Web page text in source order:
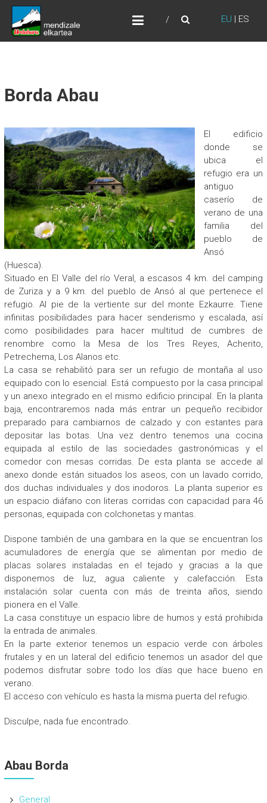
Skip
content
EU | ES
URDABURU
Grupo de Montaña
Borda Abau
El edificio
donde se
ubica el
refugio era un
antiguo
caserío de
verano de una
familia del
pueblo de
Ansó
(Huesca).
Situado en El Valle del río Veral, a escasos 4 km. del camping
de Zuriza y a 9 km. del pueblo de Ansó al que pertenece el
refugio. Al pie de la vertiente sur del monte Ezkaurre. Tiene
infinitas posibilidades para hacer senderismo y escalada, así
como posibilidades para hacer multitud de cumbres de
renombre como la Mesa de los Tres Reyes, Acherito,
Petrechema, Los Alanos etc.
La casa se rehabilitó para ser un refugio de montaña al uso
equipado con lo esencial. Está compuesto por la casa principal
y un anexo integrado en el mismo edificio principal. En la planta
baja, encontraremos nada más entrar un pequeño recibidor
preparado para cambiarnos de calzado y con estantes para
depositar las botas. Una vez dentro tenemos una cocina
equipada al estilo de las sociedades gastronómicas y el
comedor con mesas corridas. De esta planta se accede al
anexo donde están situados los aseos, con un lavado corrido,
dos duchas individuales y dos inodoros. La planta superior es
un espacio diáfano con literas corridas con capacidad para 46
personas, equipada con colchonetas y mantas.
Dispone también de una gambara en la que se encuentran los
acumuladores de energía que se alimentan por medio de
placas solares instaladas en el tejado y gracias a la que
disponemos de luz, agua caliente y calefacción. Esta
instalación solar cuenta con más de treinta años, siendo
pionera en el Valle.
La casa constituye un espacio libre de humos y está prohibida
la entrada de animales.
En la parte exterior tenemos un espacio verde con árboles
frutales y en un lateral del edificio tenemos un asador del que
podemos disfrutar sobre todo los días que hace bueno en
verano.
El acceso con vehículo es hasta la misma puerta del refugio.
Disculpe, nada fue encontrado.
Abau Borda
General